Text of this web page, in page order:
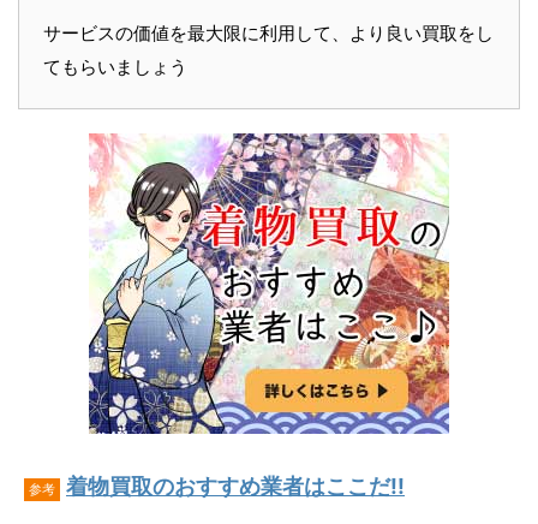
サービスの価値を最大限に利用して、より良い買取をし
てもらいましょう
参考 着物買取のおすすめ業者はここだ!!